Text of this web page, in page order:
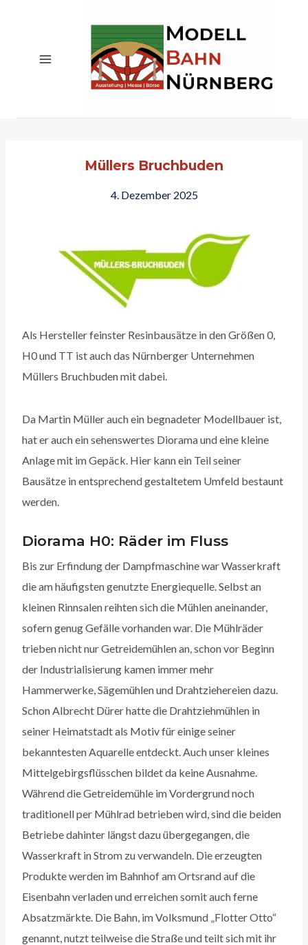
Müllers Bruchbuden
4. Dezember 2025
Als Hersteller feinster Resinbausätze in den Größen 0,
H0 und TT ist auch das Nürnberger Unternehmen
Müllers Bruchbuden mit dabei.
Da Martin Müller auch ein begnadeter Modellbauer ist,
hat er auch ein sehenswertes Diorama und eine kleine
Anlage mit im Gepäck. Hier kann ein Teil seiner
Bausätze in entsprechend gestaltetem Umfeld bestaunt
werden.
Diorama H0: Räder im Fluss
Bis zur Erfindung der Dampfmaschine war Wasserkraft
die am häufigsten genutzte Energiequelle. Selbst an
kleinen Rinnsalen reihten sich die Mühlen aneinander,
sofern genug Gefälle vorhanden war. Die Mühlräder
trieben nicht nur Getreidemühlen an, schon vor Beginn
der Industrialisierung kamen immer mehr
Hammerwerke, Sägemühlen und Drahtziehereien dazu.
Schon Albrecht Dürer hatte die Drahtziehmühlen in
seiner Heimatstadt als Motiv für einige seiner
bekanntesten Aquarelle entdeckt. Auch unser kleines
Mittelgebirgsflüsschen bildet da keine Ausnahme.
Während die Getreidemühle im Vordergrund noch
traditionell per Mühlrad betrieben wird, sind die beiden
Betriebe dahinter längst dazu übergegangen, die
Wasserkraft in Strom zu verwandeln. Die erzeugten
Produkte werden im Bahnhof am Ortsrand auf die
Eisenbahn verladen und erreichen somit auch ferne
Absatzmärkte. Die Bahn, im Volksmund „Flotter Otto“
genannt, nutzt teilweise die Straße und teilt sich mit ihr